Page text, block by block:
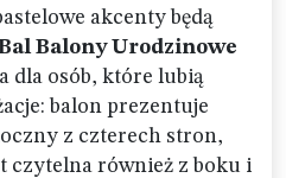
akcenty będą
Balony Urodzinowe
dla osób, które lubią
balon prezentuje
z czterech stron,
czytelna również z boku i